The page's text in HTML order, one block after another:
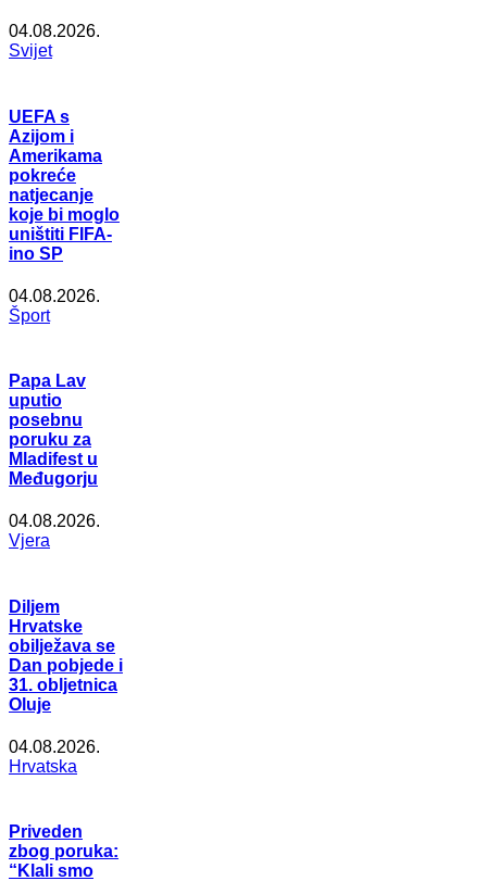
04.08.2026.
Svijet
UEFA s
Azijom i
Amerikama
pokreće
natjecanje
koje bi moglo
uništiti FIFA-
ino SP
04.08.2026.
Šport
Papa Lav
uputio
posebnu
poruku za
Mladifest u
Međugorju
04.08.2026.
Vjera
Diljem
Hrvatske
obilježava se
Dan pobjede i
31. obljetnica
Oluje
04.08.2026.
Hrvatska
Priveden
zbog poruka:
“Klali smo